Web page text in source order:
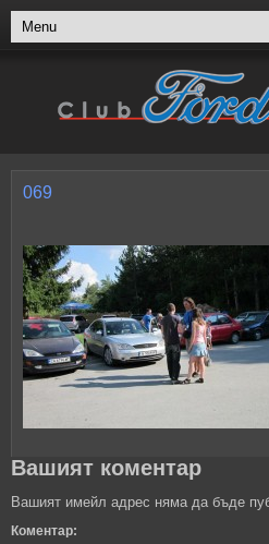
069
Вашият коментар
Вашият имейл адрес няма да бъде
Коментар: